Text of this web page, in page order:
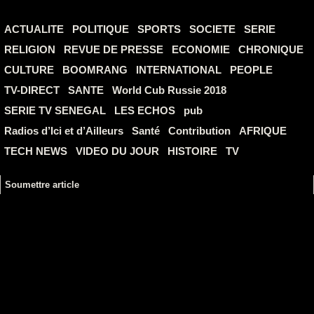
ACTUALITE POLITIQUE SPORTS SOCIETE
SERIE
RELIGION
REVUE DE PRESSE ECONOMIE
CHRONIQUE
CULTURE
BOOMRANG INTERNATIONAL
PEOPLE
TV-DIRECT
SANTE
World Cub Russie 2018
SERIE TV SENEGAL
LES ECHOS
pub
Radios d’Ici et d’Ailleurs
Santé Contribution
AFRIQUE
TECH NEWS
VIDEO DU JOUR HISTOIRE TV
Soumettre article